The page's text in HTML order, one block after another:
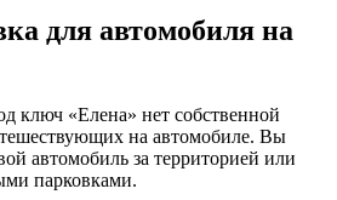
для автомобиля на
ключ «Елена» нет собственной
на автомобиле. Вы
автомобиль за территорией или
парковками.